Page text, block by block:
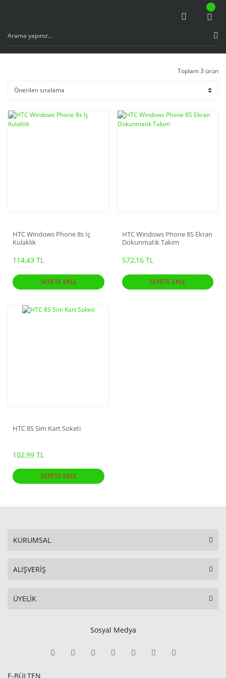
Toplam 3 ürün
HTC Windows Phone 8s İç
Kulaklık
114,43 TL
SEPETE EKLE
HTC Windows Phone 8S Ekran
Dokunmatik Takım
572,16 TL
SEPETE EKLE
HTC 8S Sim Kart Soketi
102,99 TL
SEPETE EKLE
KURUMSAL
ALIŞVERİŞ
ÜYELİK
Sosyal Medya
E-BÜLTEN